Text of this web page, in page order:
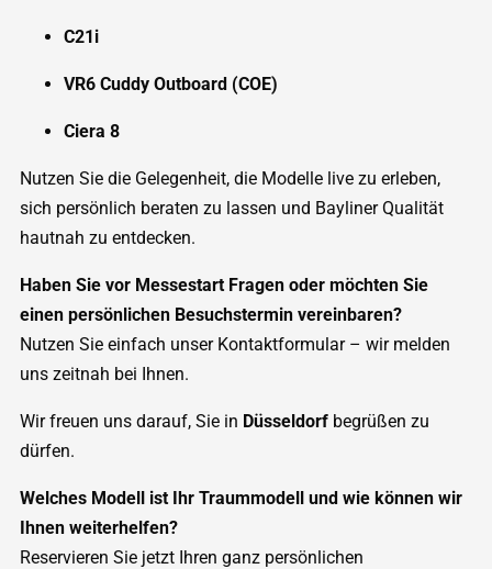
C21i
VR6 Cuddy Outboard (COE)
Ciera 8
Nutzen Sie die Gelegenheit, die Modelle live zu erleben,
sich persönlich beraten zu lassen und Bayliner Qualität
hautnah zu entdecken.
Haben Sie vor Messestart Fragen oder möchten Sie
einen persönlichen Besuchstermin vereinbaren?
Nutzen Sie einfach unser Kontaktformular – wir melden
uns zeitnah bei Ihnen.
Wir freuen uns darauf, Sie in Düsseldorf begrüßen zu
dürfen.
Welches Modell ist Ihr Traummodell und wie können wir
Ihnen weiterhelfen?
Reservieren Sie jetzt Ihren ganz persönlichen